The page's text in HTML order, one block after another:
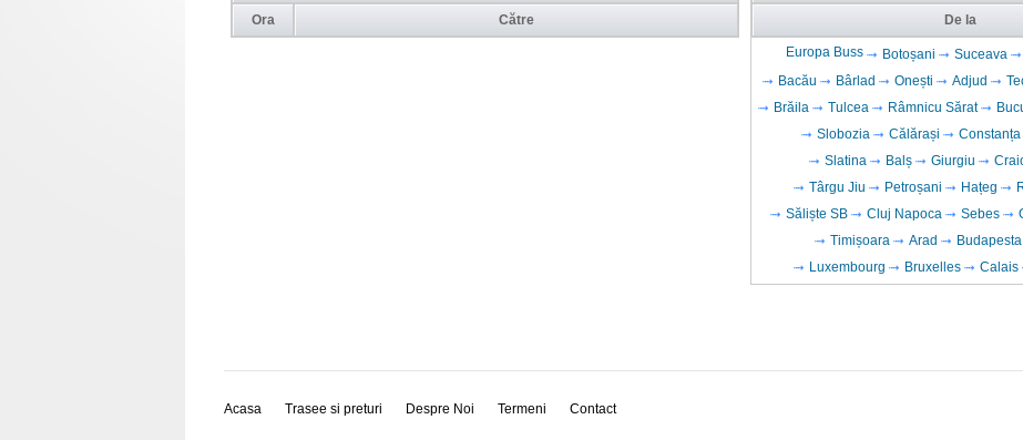
Ora Către De la
Europa Buss Botoșani Suceava
Bacău
Bârlad Onești Adjud
Brăila
Tulcea Râmnicu Sărat
Slobozia
Călărași Constanța
Slatina
Balș Giurgiu
Târgu Jiu
Petroșani Hațeg
Săliște SB
Cluj Napoca Sebes
Timișoara
Arad Budapesta
Luxembourg
Bruxelles Calais
Acasa Trasee si preturi Despre Noi Termeni Contact